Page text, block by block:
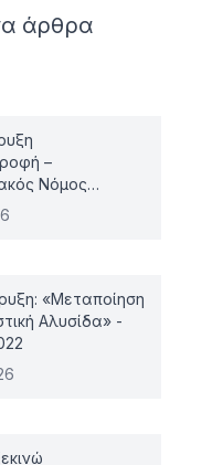
άρθρα
–
Νόμος
«Μεταποίηση
Αλυσίδα» -